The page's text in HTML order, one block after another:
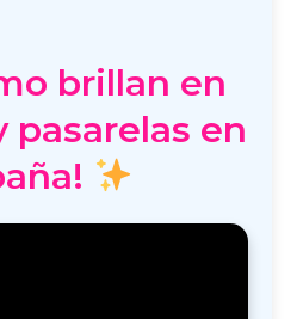
brillan en
pasarelas en